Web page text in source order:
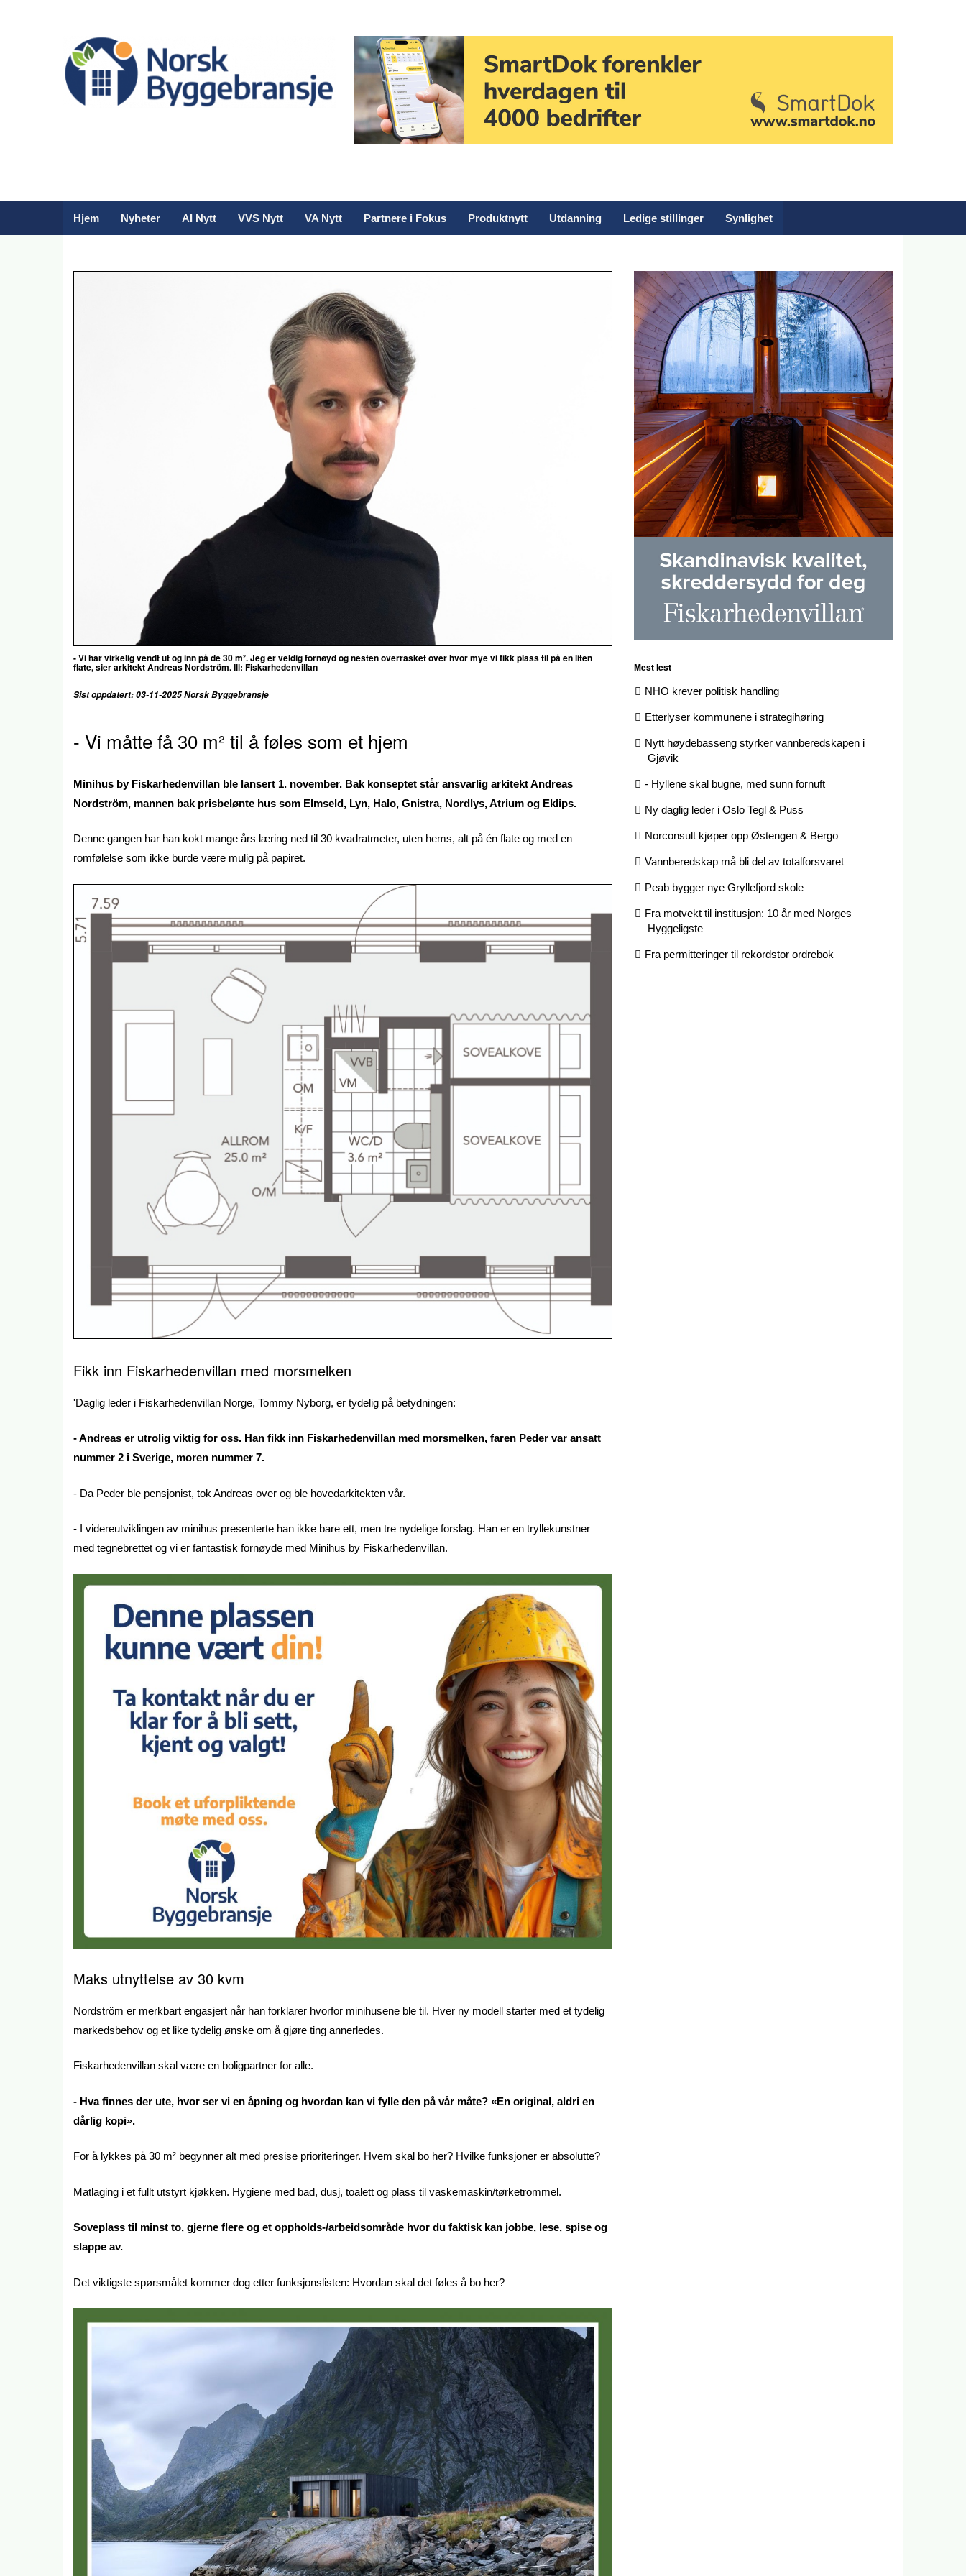
Hjem Nyheter AI Nytt VVS Nytt VA Nytt Partnere i Fokus Produktnytt Utdanning Ledige stillinger Synlighet
- Vi har virkelig vendt ut og inn på de 30 m². Jeg er veldig fornøyd og nesten overrasket over hvor mye vi fikk plass til på en liten
flate, sierarkitekt Andreas Nordström. Ill: Fiskarhedenvillan
Sist oppdatert: 03-11-2025 Norsk Byggebransje
- Vi måtte få 30 m² til å føles som et hjem
Minihus by Fiskarhedenvillan ble lansert 1. november. Bak konseptet står ansvarlig arkitekt Andreas
Nordström, mannen bak prisbelønte hus som Elmseld, Lyn, Halo, Gnistra, Nordlys, Atrium og Eklips.
Denne gangen har han kokt mange års læring ned til 30 kvadratmeter, uten hems, alt på én flate og med en
romfølelse som ikke burde være mulig på papiret.
Fikk inn Fiskarhedenvillan med morsmelken
'Daglig leder i Fiskarhedenvillan Norge, Tommy Nyborg, er tydelig på betydningen:
- Andreas er utrolig viktig for oss. Han fikk inn Fiskarhedenvillan med morsmelken, faren Peder var ansatt
nummer 2 i Sverige, moren nummer 7.
- Da Peder ble pensjonist, tok Andreas over og ble hovedarkitekten vår.
- I videreutviklingen av minihus presenterte han ikke bare ett, men tre nydelige forslag. Han er en tryllekunstner
med tegnebrettet og vi er fantastisk fornøyde med Minihus by Fiskarhedenvillan.
Maks utnyttelse av 30 kvm
Nordström er merkbart engasjert når han forklarer hvorfor minihusene ble til. Hver ny modell starter med et tydelig
markedsbehov og et like tydelig ønske om å gjøre ting annerledes.
Fiskarhedenvillan skal være en boligpartner for alle.
- Hva finnes der ute, hvor ser vi en åpning og hvordan kan vi fylle den på vår måte? «En original, aldri en
dårlig kopi».
For å lykkes på 30 m² begynner alt med presise prioriteringer. Hvem skal bo her? Hvilke funksjoner er absolutte?
Matlaging i et fullt utstyrt kjøkken. Hygiene med bad, dusj, toalett og plass til vaskemaskin/tørketrommel.
Soveplass til minst to, gjerne flere og et oppholds-/arbeidsområde hvor du faktisk kan jobbe, lese, spise og
slappe av.
Det viktigste spørsmålet kommer dog etter funksjonslisten: Hvordan skal det føles å bo her?
Mest lest
NHO krever politisk handling
Etterlyser kommunene i strategihøring
Nytt høydebasseng styrker vannberedskapen i
Gjøvik
- Hyllene skal bugne, med sunn fornuft
Ny daglig leder i Oslo Tegl & Puss
Norconsult kjøper opp Østengen & Bergo
Vannberedskap må bli del av totalforsvaret
Peab bygger nye Gryllefjord skole
Fra motvekt til institusjon: 10 år med Norges
Hyggeligste
Fra permitteringer til rekordstor ordrebok